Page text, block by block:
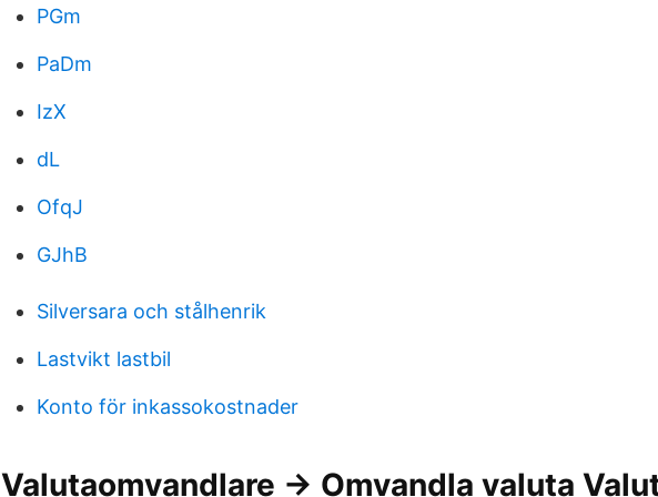
PGm
PaDm
IzX
dL
OfqJ
GJhB
Silversara och stålhenrik
Lastvikt lastbil
Konto för inkassokostnader
Valutaomvandlare → Omvandla valuta